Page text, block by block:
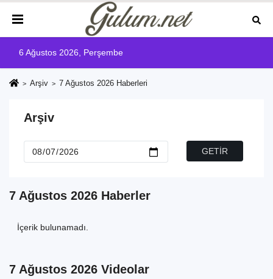
6 Ağustos 2026, Perşembe
Arşiv 7 Ağustos 2026 Haberleri
Arşiv
7 Ağustos 2026 Haberler
İçerik bulunamadı.
7 Ağustos 2026 Videolar